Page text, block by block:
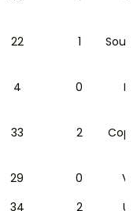
22 1
4 0
33 2
29 0
34 2